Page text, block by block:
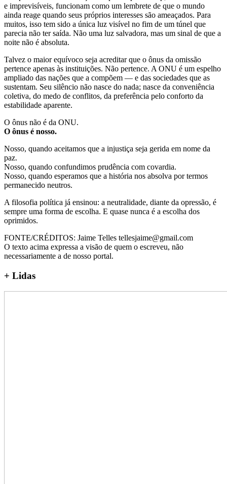
e imprevisíveis, funcionam como um lembrete de que o mundo
ainda reage quando seus próprios interesses são ameaçados. Para
muitos, isso tem sido a única luz visível no fim de um túnel que
parecia não ter saída. Não uma luz salvadora, mas um sinal de que a
noite não é absoluta.
Talvez o maior equívoco seja acreditar que o ônus da omissão
pertence apenas às instituições. Não pertence. A ONU é um espelho
ampliado das nações que a compõem — e das sociedades que as
sustentam. Seu silêncio não nasce do nada; nasce da conveniência
coletiva, do medo de conflitos, da preferência pelo conforto da
estabilidade aparente.
O ônus não é da ONU.
O ônus é nosso.
Nosso, quando aceitamos que a injustiça seja gerida em nome da
paz.
Nosso, quando confundimos prudência com covardia.
Nosso, quando esperamos que a história nos absolva por termos
permanecido neutros.
A filosofia política já ensinou: a neutralidade, diante da opressão, é
sempre uma forma de escolha. E quase nunca é a escolha dos
oprimidos.
FONTE/CRÉDITOS: Jaime Telles tellesjaime@gmail.com
O texto acima expressa a visão de quem o escreveu, não
necessariamente a de nosso portal.
+ Lidas